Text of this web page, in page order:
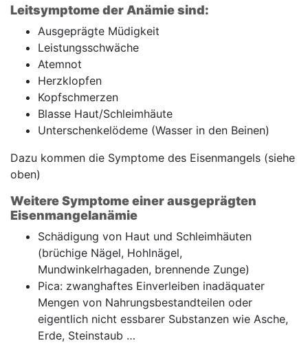
Leitsymptome der Anämie sind:
Ausgeprägte Müdigkeit
Leistungsschwäche
Atemnot
Herzklopfen
Kopfschmerzen
Blasse Haut/Schleimhäute
Unterschenkelödeme (Wasser in den Beinen)
Dazu kommen die Symptome des Eisenmangels (siehe
oben)
Weitere Symptome einer ausgeprägten
Eisenmangelanämie
Schädigung von Haut und Schleimhäuten
(brüchige Nägel, Hohlnägel,
Mundwinkelrhagaden, brennende Zunge)
Pica: zwanghaftes Einverleiben inadäquater
Mengen von Nahrungsbestandteilen oder
eigentlich nicht essbarer Substanzen wie Asche,
Erde, Steinstaub …